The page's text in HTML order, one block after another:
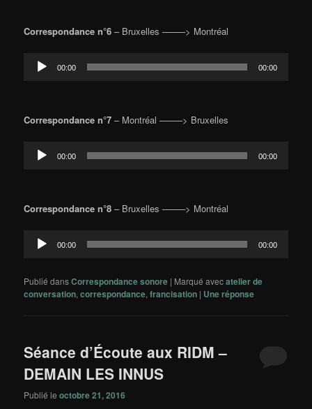
Correspondance n°6 – Bruxelles ——–> Montréal
Lecteur
audio
00:00 00:00
Correspondance n°7 – Montréal ——–> Bruxelles
Lecteur
audio
00:00 00:00
Correspondance n°8 – Bruxelles ——–> Montréal
Lecteur
audio
00:00 00:00
Publié dansCorrespondance sonore | Marqué avecatelier de
conversation,correspondance,francisation | Uneréponse
Séance d’Écoute aux RIDM –
DEMAIN LES INNUS
Publié leoctobre 21, 2016